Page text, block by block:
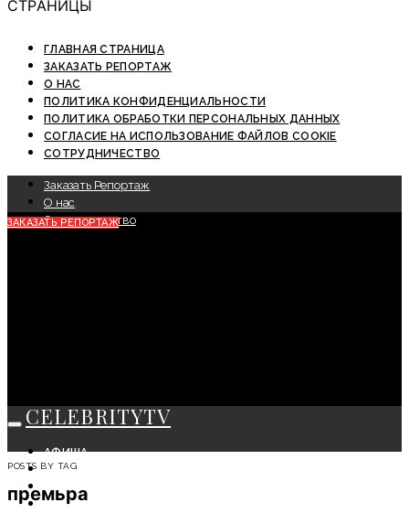
СТРАНИЦЫ
ГЛАВНАЯ СТРАНИЦА
ЗАКАЗАТЬ РЕПОРТАЖ
О НАС
ПОЛИТИКА КОНФИДЕНЦИАЛЬНОСТИ
ПОЛИТИКА ОБРАБОТКИ ПЕРСОНАЛЬНЫХ ДАННЫХ
СОГЛАСИЕ НА ИСПОЛЬЗОВАНИЕ ФАЙЛОВ COOKIE
СОТРУДНИЧЕСТВО
Заказать Репортаж
О нас
Сотрудничество
ЗАКАЗАТЬ РЕПОРТАЖ
CELEBRITYTV
АФИША
СОБЫТИЯ
КРАСОТА
МОДА
POSTS BY TAG
премьра